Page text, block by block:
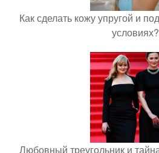
Как сделать кожу упругой и
условиях?
Любовный треугольник и